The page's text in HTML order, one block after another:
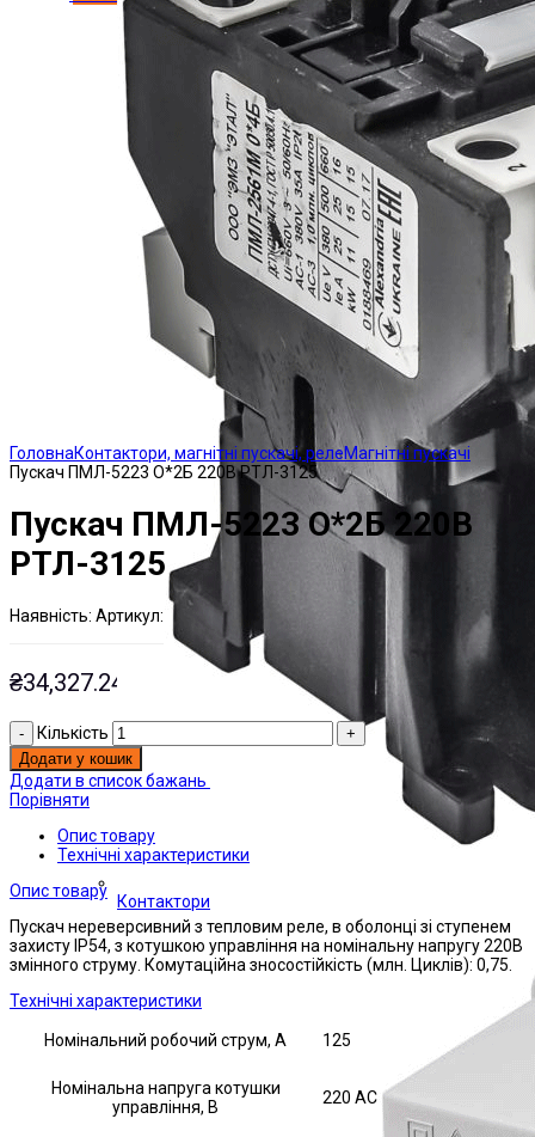
Контактори
ГоловнаКонтактори, магнітні пускачі, релеМагнітні пускачі
Пускач ПМЛ-5223 О*2Б 220В РТЛ-3125
Пускач ПМЛ-5223 О*2Б 220В
РТЛ-3125
Наявнiсть: На складі
Артикул:
ЭТАЛ0144358;
₴34,327.24
Кількість
Додати у кошик
Додати в список бажань
Порівняти
Опис товару
Технічні характеристики
Опис товару
Пускач нереверсивний з тепловим реле, в оболонці зі ступенем
захисту IP54, з котушкою управління на номінальну напругу 220В
змінного струму. Комутаційна зносостійкість (млн. Циклів): 0,75.
Технічні характеристики
Номінальний робочий струм, А 125
Номінальна напруга котушки
управління, В
220 AC